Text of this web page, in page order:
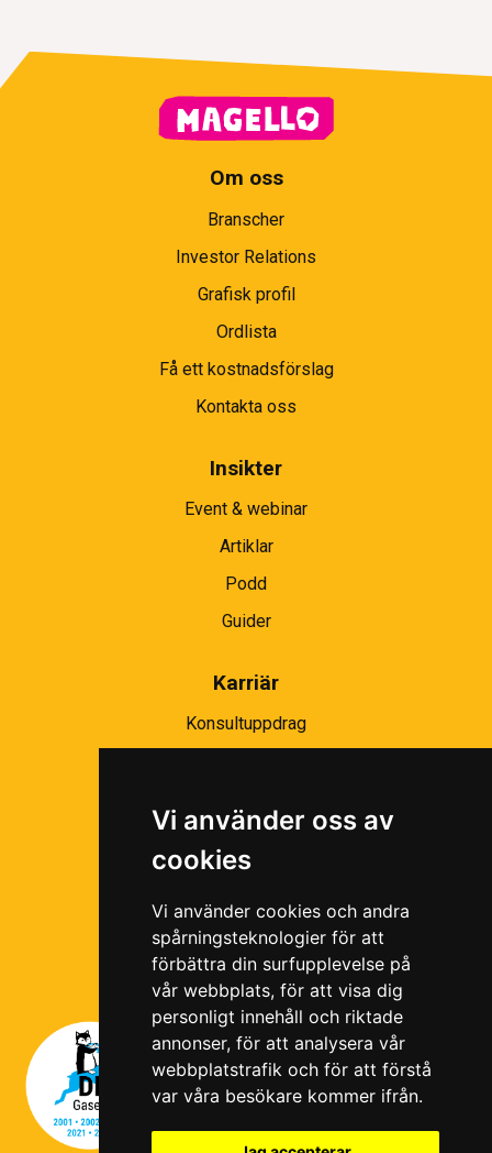
Vi använder oss av
cookies
Vi använder cookies och andra
spårningsteknologier för att
förbättra din surfupplevelse på
vår webbplats, för att visa dig
personligt innehåll och riktade
annonser, för att analysera vår
webbplatstrafik och för att förstå
var våra besökare kommer ifrån.
Om oss
Branscher
Investor Relations
Grafisk profil
Ordlista
Få ett kostnadsförslag
Kontakta oss
Insikter
Event & webinar
Artiklar
Podd
Guider
Karriär
Konsultuppdrag
Ramavtal